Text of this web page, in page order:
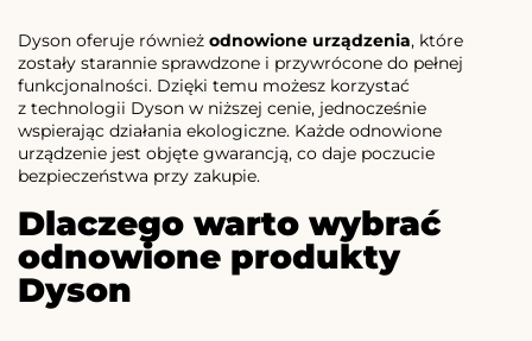
Dyson oferuje również odnowione urządzenia, które
zostały starannie sprawdzone i przywrócone do pełnej
funkcjonalności. Dzięki temu możesz korzystać
z technologii Dyson w niższej cenie, jednocześnie
wspierając działania ekologiczne. Każde odnowione
urządzenie jest objęte gwarancją, co daje poczucie
bezpieczeństwa przy zakupie.
Dlaczego warto wybrać
odnowione produkty
Dyson